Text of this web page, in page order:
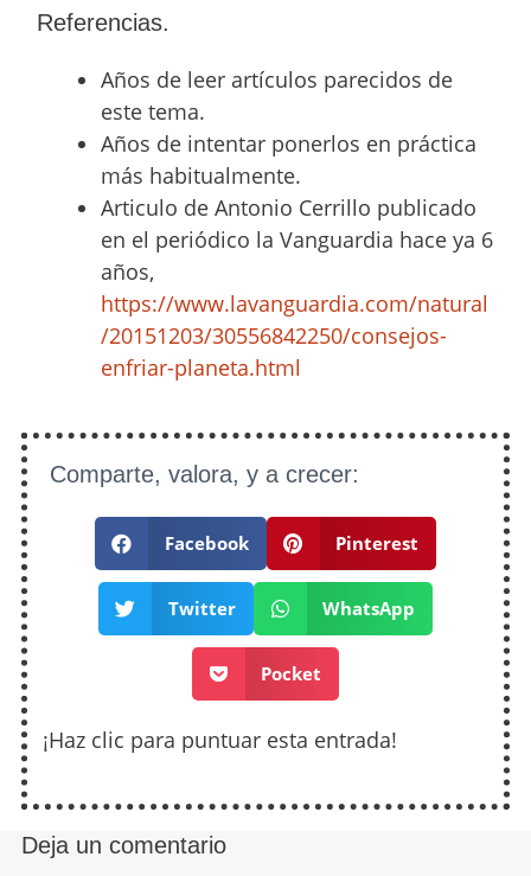
Referencias.
Años de leer artículos parecidos de
este tema.
Años de intentar ponerlos en práctica
más habitualmente.
Articulo de Antonio Cerrillo publicado
en el periódico la Vanguardia hace ya 6
años,
https://www.lavanguardia.com/natural
/20151203/30556842250/consejos-
enfriar-planeta.html
Comparte, valora, y a crecer:
Facebook Pinterest
Twitter WhatsApp
Pocket
¡Haz clic para puntuar esta entrada!
Deja un comentario